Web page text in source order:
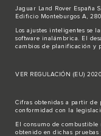
Jaguar Land Rover España
Edificio Monteburgos A,
Los ajustes inteligentes se
software inalámbrica. El
cambios de planificación y
VER REGULACIÓN (EU)
Cifras obtenidas a partir de
conformidad con la
El consumo de
obtenido en dichas pruebas